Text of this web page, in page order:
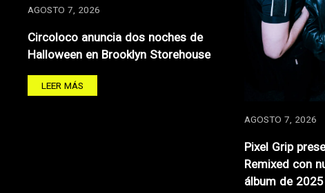
AGOSTO 7, 2026
Circoloco anuncia dos noches de
Halloween en Brooklyn Storehouse
LEER MÁS
AGOSTO 7, 2026
Pixel Grip
Remixed con
álbum de 2025